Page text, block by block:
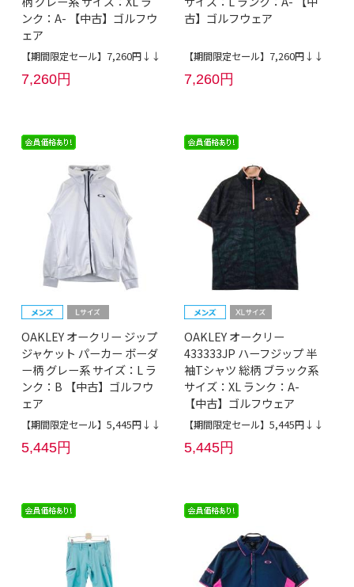
ンク：A- 【中古】ゴルフウ
ェア
【期間限定セール】7,260円↓↓
7,260円
古】ゴルフウェア
【期間限定セール】7,260円↓↓
7,260円
OAKLEY オークリー ジップ
ジャケット パーカー ボーダ
ー柄 グレー系 サイズ：L ラ
ンク：B 【中古】ゴルフウ
ェア
【期間限定セール】5,445円↓↓
5,445円
OAKLEY オークリー
433333JP ハーフジップ 半
袖Tシャツ 総柄 ブラック系
サイズ：XL ランク：A-
【中古】ゴルフウェア
【期間限定セール】5,445円↓↓
5,445円